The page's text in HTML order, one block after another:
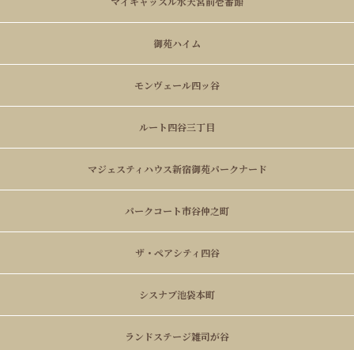
御苑ハイム
モンヴェール四ッ谷
ルート四谷三丁目
マジェスティハウス新宿御苑パークナード
パークコート市谷仲之町
ザ・ペアシティ四谷
シスナブ池袋本町
ランドステージ雑司が谷